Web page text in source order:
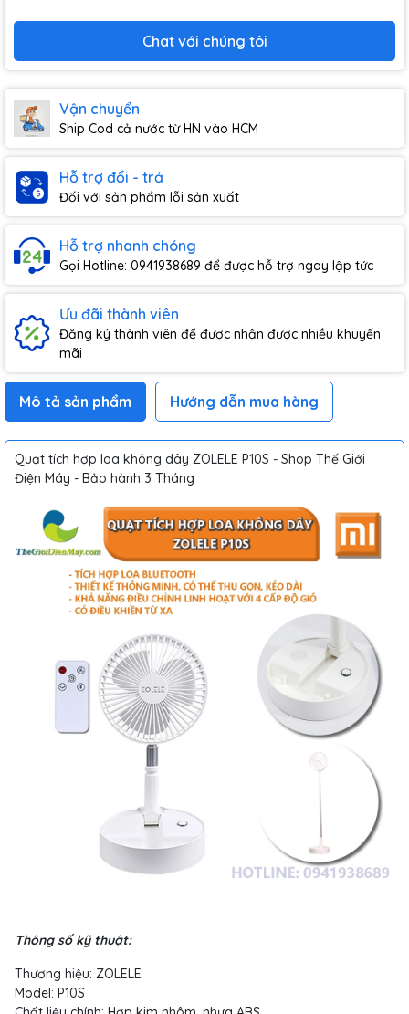
Chat với chúng tôi
Vận chuyển
Ship Cod cả nước từ HN vào HCM
Hỗ trợ đổi - trả
Đối với sản phẩm lỗi sản xuất
Hỗ trợ nhanh chóng
Gọi Hotline: 0941938689 để được hỗ trợ ngay lập tức
Ưu đãi thành viên
Đăng ký thành viên để được nhận được nhiều khuyến
mãi
Mô tả sản phẩm Hướng dẫn mua hàng
Quạt tích hợp loa không dây ZOLELE P10S - Shop Thế Giới
Điện Máy - Bảo hành 3 Tháng
Thông số kỹ thuật:
Thương hiệu: ZOLELE
Model: P10S